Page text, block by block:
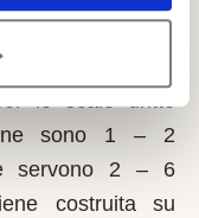
un
le scale dritte
sono 1 – 2
servono 2 – 6
costruita su